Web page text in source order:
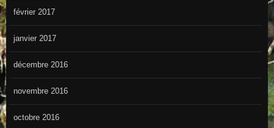
février 2017
janvier 2017
décembre 2016
novembre 2016
octobre 2016